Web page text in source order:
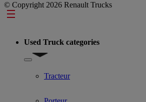
© Copyright 2026 Renault Trucks
Footer
Used Truck categories
Show submenu for Used Truck categories
Tracteur